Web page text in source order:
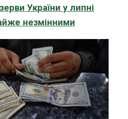
України у липні
незмінними